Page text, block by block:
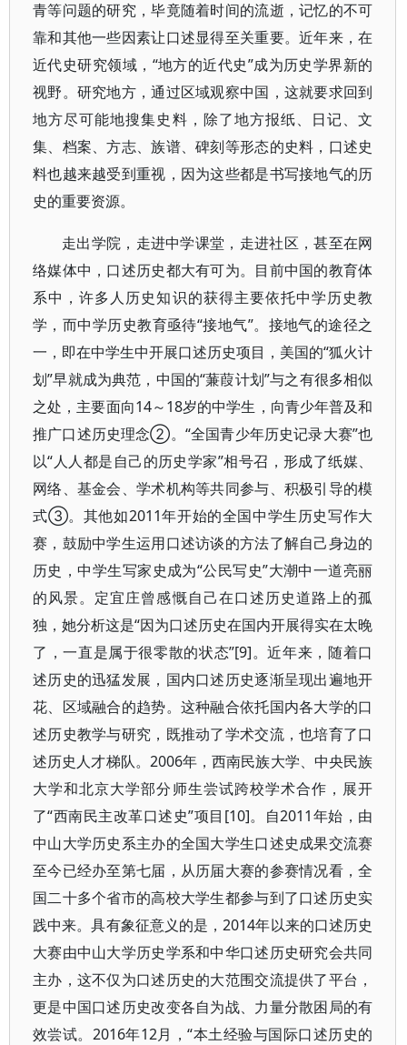
青等问题的研究，毕竟随着时间的流逝，记忆的不可
靠和其他一些因素让口述显得至关重要。近年来，在
近代史研究领域，“地方的近代史”成为历史学界新的
视野。研究地方，通过区域观察中国，这就要求回到
地方尽可能地搜集史料，除了地方报纸、日记、文
集、档案、方志、族谱、碑刻等形态的史料，口述史
料也越来越受到重视，因为这些都是书写接地气的历
史的重要资源。
走出学院，走进中学课堂，走进社区，甚至在网
络媒体中，口述历史都大有可为。目前中国的教育体
系中，许多人历史知识的获得主要依托中学历史教
学，而中学历史教育亟待“接地气”。接地气的途径之
一，即在中学生中开展口述历史项目，美国的“狐火计
划”早就成为典范，中国的“蒹葭计划”与之有很多相似
之处，主要面向14～18岁的中学生，向青少年普及和
推广口述历史理念②。“全国青少年历史记录大赛”也
以“人人都是自己的历史学家”相号召，形成了纸媒、
网络、基金会、学术机构等共同参与、积极引导的模
式③。其他如2011年开始的全国中学生历史写作大
赛，鼓励中学生运用口述访谈的方法了解自己身边的
历史，中学生写家史成为“公民写史”大潮中一道亮丽
的风景。定宜庄曾感慨自己在口述历史道路上的孤
独，她分析这是“因为口述历史在国内开展得实在太晚
了，一直是属于很零散的状态”[9]。近年来，随着口
述历史的迅猛发展，国内口述历史逐渐呈现出遍地开
花、区域融合的趋势。这种融合依托国内各大学的口
述历史教学与研究，既推动了学术交流，也培育了口
述历史人才梯队。2006年，西南民族大学、中央民族
大学和北京大学部分师生尝试跨校学术合作，展开
了“西南民主改革口述史”项目[10]。自2011年始，由
中山大学历史系主办的全国大学生口述史成果交流赛
至今已经办至第七届，从历届大赛的参赛情况看，全
国二十多个省市的高校大学生都参与到了口述历史实
践中来。具有象征意义的是，2014年以来的口述历史
大赛由中山大学历史学系和中华口述历史研究会共同
主办，这不仅为口述历史的大范围交流提供了平台，
更是中国口述历史改变各自为战、力量分散困局的有
效尝试。2016年12月，“本土经验与国际口述历史的